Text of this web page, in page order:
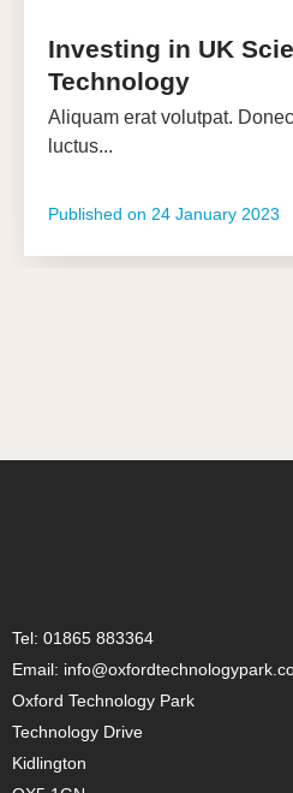
Investing in UK
Technology
Aliquam erat volutpat.
luctus...
Published on 24 January 2023
Tel: 01865 883364
Email:
Oxford Technology Park
Technology Drive
Kidlington